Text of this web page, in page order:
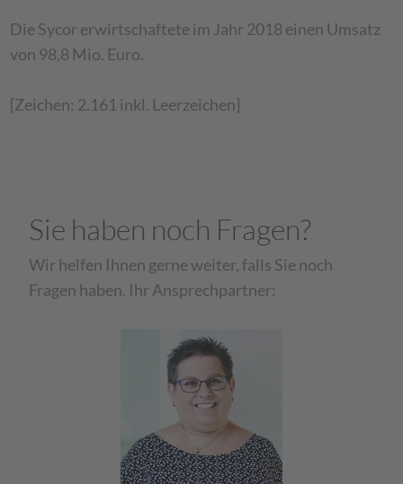
Die Sycor erwirtschaftete im Jahr 2018 einen Umsatz
von 98,8 Mio. Euro.
[Zeichen: 2.161 inkl. Leerzeichen]
Sie haben noch Fragen?
Wir helfen Ihnen gerne weiter, falls Sie noch
Fragen haben. Ihr Ansprechpartner: